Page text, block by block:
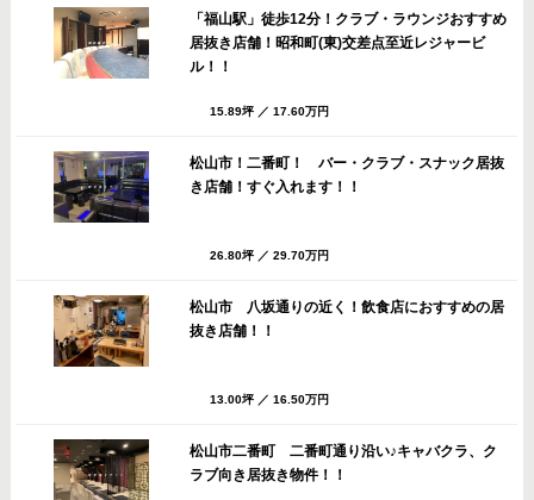
「福山駅」徒歩12分！クラブ・ラウンジおすすめ
居抜き店舗！昭和町(東)交差点至近レジャービ
ル！！
15.89坪 ／ 17.60万円
松山市！二番町！ バー・クラブ・スナック居抜
き店舗！すぐ入れます！！
26.80坪 ／ 29.70万円
松山市 八坂通りの近く！飲食店におすすめの居
抜き店舗！！
13.00坪 ／ 16.50万円
松山市二番町 二番町通り沿い♪キャバクラ、ク
ラブ向き居抜き物件！！